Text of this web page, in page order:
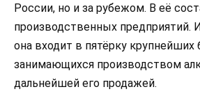
России, но и за рубежом. В её
производственных предприятий.
она входит в пятёрку крупнейших
занимающихся производством
дальнейшей его продажей.